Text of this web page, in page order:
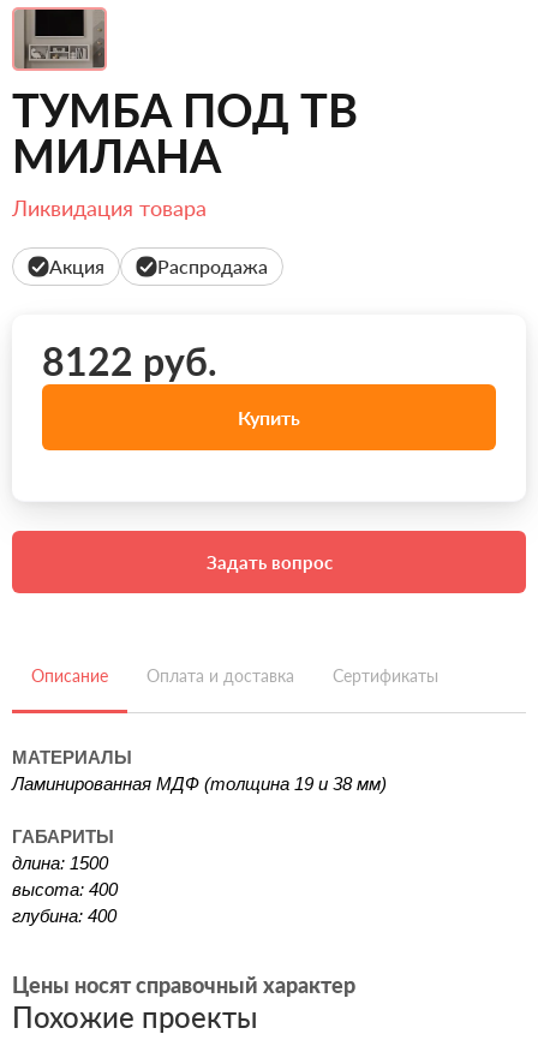
ТУМБА ПОД ТВ
МИЛАНА
Ликвидация товара
Акция Распродажа
8122 руб.
Купить
Задать вопрос
Описание Оплата и доставка Сертификаты
МАТЕРИАЛЫ
Ламинированная МДФ (толщина 19 и 38 мм)
ГАБАРИТЫ
длина: 1500
высота: 400
глубина: 400
Цены носят справочный характер
Похожие проекты